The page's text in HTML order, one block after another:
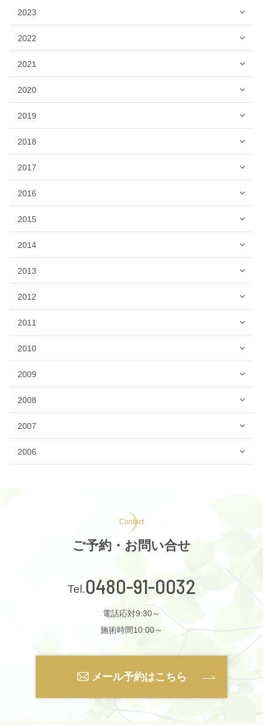
2023
2022
2021
2020
2019
2018
2017
2016
2015
2014
2013
2012
2011
2010
2009
2008
2007
2006
Contact
ご予約・お問い合せ
0480-91-0032
電話応対9:30～
施術時間10:00～
メール予約はこちら